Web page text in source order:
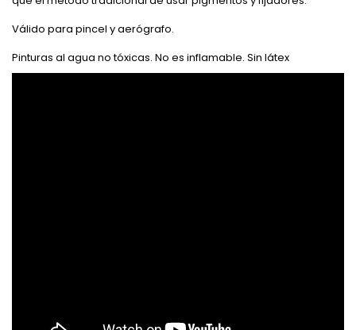
Válido para pincel y aerógrafo.
Pinturas al agua no tóxicas. No es inflamable. Sin látex